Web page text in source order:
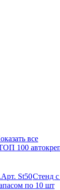
все
100
Арт. St50Стенд
по 10 шт